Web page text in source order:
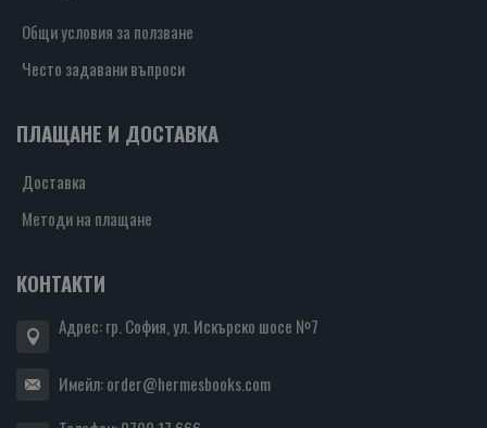
Общи условия за ползване
Често задавани въпроси
ПЛАЩАНЕ И ДОСТАВКА
Доставка
Методи на плащане
КОНТАКТИ
Адрес: гр. София, ул. Искърско шосе №7
Имейл:order@hermesbooks.com